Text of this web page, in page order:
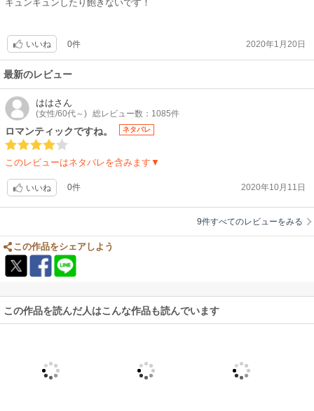
キュンキュンしたり飽きないです！
いいね 0件 2020年1月20日
最新のレビュー
ははさん
(女性/60代～) 総レビュー数：1085件
ロマンティックですね。 ネタバレ
このレビューはネタバレを含みます▼
いいね 0件 2020年10月11日
9件すべてのレビューをみる
この作品をシェアしよう
この作品を読んだ人はこんな作品も読んでいます